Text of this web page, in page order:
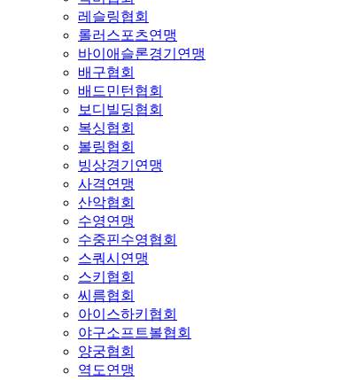
레슬링협회
롤러스포츠연맹
바이애슬론경기연맹
배구협회
배드민턴협회
보디빌딩협회
복싱협회
볼링협회
빙상경기연맹
사격연맹
산악협회
수영연맹
수중핀수영협회
스쿼시연맹
스키협회
씨름협회
아이스하키협회
야구소프트볼협회
양궁협회
역도연맹